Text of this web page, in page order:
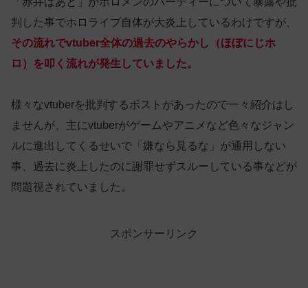
判した事でホロライブ自体が大炎上しているわけですが、
その流れでvtuber全体の過去のやらかし（ほぼにじホ
ロ）を叩く流れが発生していました。
様々なvtuberを批判するポストがあったので一々紹介はし
ませんが、主にvtuberがゲームやアニメなど色々なジャン
ルに進出してくるせいで「嫌なら見るな」が通用しない
事、過去に炎上したのに謝罪せずスルーしている事などが
問題視されていました。
スポンサーリンク